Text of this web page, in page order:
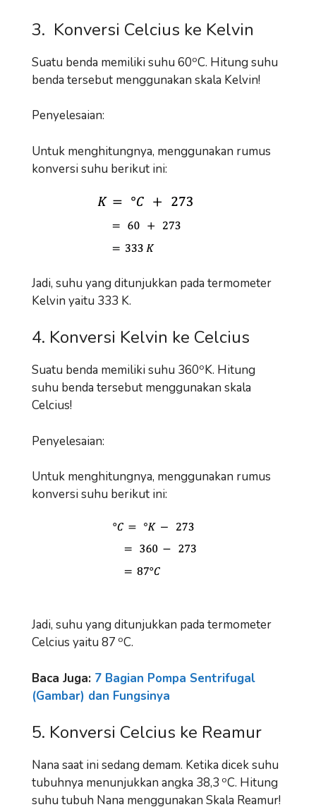
3. Konversi Celcius ke Kelvin
Suatu benda memiliki suhu 60oC. Hitung suhu
benda tersebut menggunakan skala Kelvin!
Penyelesaian:
Untuk menghitungnya, menggunakan rumus
konversi suhu berikut ini:
Jadi, suhu yang ditunjukkan pada termometer
Kelvin yaitu 333 K.
4. Konversi Kelvin ke Celcius
Suatu benda memiliki suhu 360oK. Hitung
suhu benda tersebut menggunakan skala
Celcius!
Penyelesaian:
Untuk menghitungnya, menggunakan rumus
konversi suhu berikut ini:
Jadi, suhu yang ditunjukkan pada termometer
Celcius yaitu 87 oC.
Baca Juga: 7 Bagian Pompa Sentrifugal
(Gambar) dan Fungsinya
5. Konversi Celcius ke Reamur
Nana saat ini sedang demam. Ketika dicek suhu
tubuhnya menunjukkan angka 38,3 oC. Hitung
suhu tubuh Nana menggunakan Skala Reamur!